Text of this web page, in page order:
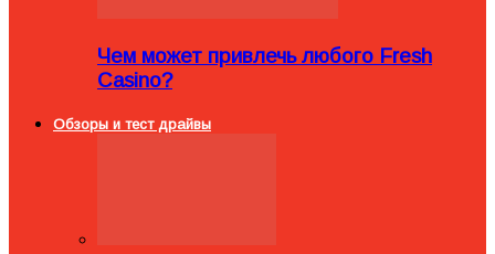
Чем может привлечь любого Fresh
Casino?
Обзоры и тест драйвы